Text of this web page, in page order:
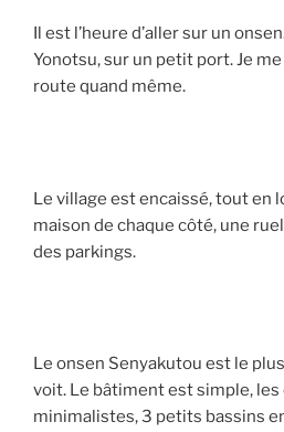
Il est l’heure d’aller sur un
Yonotsu, sur un petit port. Je
route quand même.
Le village est encaissé, tout en
maison de chaque côté, une
des parkings.
Le onsen Senyakutou est le
voit. Le bâtiment est simple,
minimalistes, 3 petits bassins